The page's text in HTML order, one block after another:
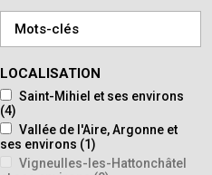
LOCALISATION
Saint-Mihiel et ses environs
(4)
Vallée de l'Aire, Argonne et
ses environs (1)
Vigneulles-les-Hattonchâtel